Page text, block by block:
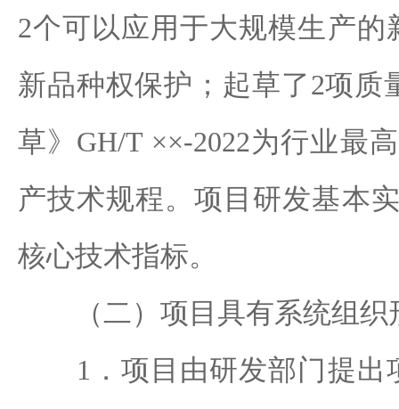
2个可以应用于大规模生产的
新品种权保护；起草了2项质
草》GH/T ××-2022为行业最
产技术规程。项目研发基本
核心技术指标。
（二）项目具有系统组织
1．项目由研发部门提出